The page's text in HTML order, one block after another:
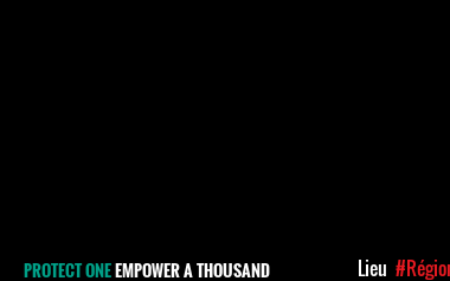
PROTECT ONEEMPOWER A THOUSAND Lieu